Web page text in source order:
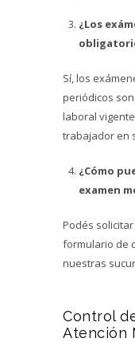
¿Los
Sí, los
periódicos
laboral
trabajador en
¿Cómo
examen
Podés
formulario de
nuestras
Control
Atención